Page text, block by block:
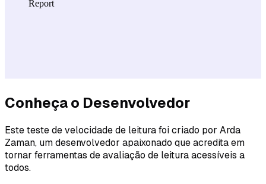
Conheça o Desenvolvedor
Este teste de velocidade de leitura foi criado por Arda
Zaman, um desenvolvedor apaixonado que acredita em
tornar ferramentas de avaliação de leitura acessíveis a
todos.